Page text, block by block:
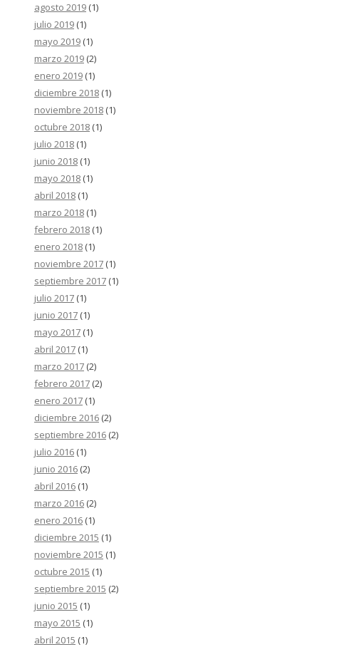
agosto 2019 (1)
julio 2019 (1)
mayo 2019 (1)
marzo 2019 (2)
enero 2019 (1)
diciembre 2018 (1)
noviembre 2018 (1)
octubre 2018 (1)
julio 2018 (1)
junio 2018 (1)
mayo 2018 (1)
abril 2018 (1)
marzo 2018 (1)
febrero 2018 (1)
enero 2018 (1)
noviembre 2017 (1)
septiembre 2017 (1)
julio 2017 (1)
junio 2017 (1)
mayo 2017 (1)
abril 2017 (1)
marzo 2017 (2)
febrero 2017 (2)
enero 2017 (1)
diciembre 2016 (2)
septiembre 2016 (2)
julio 2016 (1)
junio 2016 (2)
abril 2016 (1)
marzo 2016 (2)
enero 2016 (1)
diciembre 2015 (1)
noviembre 2015 (1)
octubre 2015 (1)
septiembre 2015 (2)
junio 2015 (1)
mayo 2015 (1)
abril 2015 (1)